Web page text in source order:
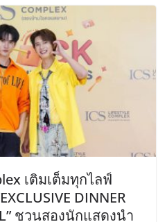
เติมเต็มทุกไลฟ์
DINNER
ชวนสองนักแสดงนำ